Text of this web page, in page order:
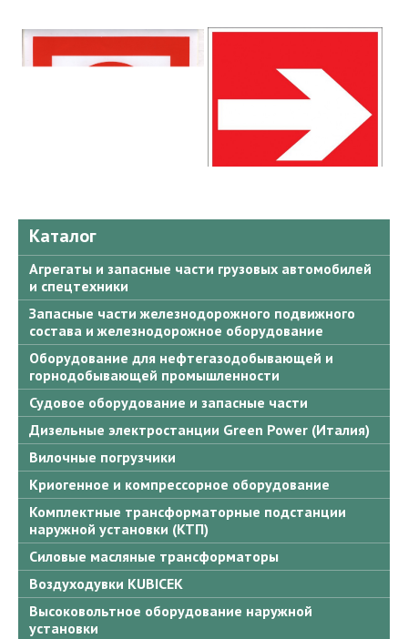
Каталог
Агрегаты и запасные части грузовых автомобилей
и спецтехники
Запасные части железнодорожного подвижного
состава и железнодорожное оборудование
Оборудование для нефтегазодобывающей и
горнодобывающей промышленности
Судовое оборудование и запасные части
Дизельные электростанции Green Power (Италия)
Вилочные погрузчики
Криогенное и компрессорное оборудование
Комплектные трансформаторные подстанции
наружной установки (КТП)
Силовые масляные трансформаторы
Воздуходувки KUBICEK
Высоковольтное оборудование наружной
установки